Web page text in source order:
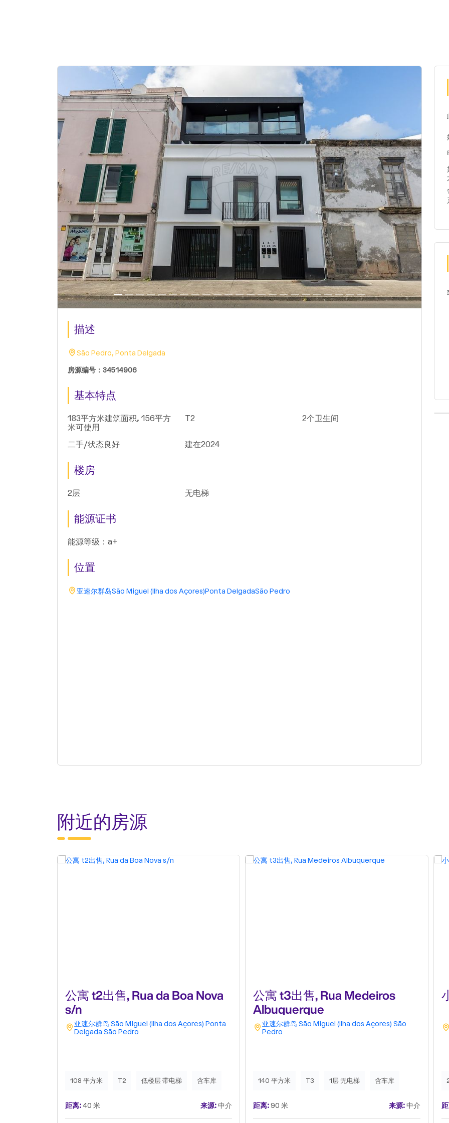
描述
São Pedro, Ponta Delgada
房源编号：34514906
基本特点
183平方米建筑面积, 156平方
米可使用
T2 2个卫生间
二手/状态良好 建在2024
楼房
2层 无电梯
能源证书
能源等级：a+
位置
亚速尔群岛São Miguel (Ilha dos Açores)Ponta DelgadaSão Pedro
附近的房源
公寓 t2出售, Rua da Boa Nova
s/n
亚速尔群岛 São Miguel (Ilha dos Açores) Ponta
Delgada São Pedro
108 平方米 T2 低楼层 带电梯 含车库
距离:40 米 来源:中介
公寓 t3出售, Rua Medeiros
Albuquerque
亚速尔群岛 São Miguel (Ilha dos Açores) São
Pedro
140 平方米 T3 1层 无电梯 含车库
距离:90 米 来源:中介